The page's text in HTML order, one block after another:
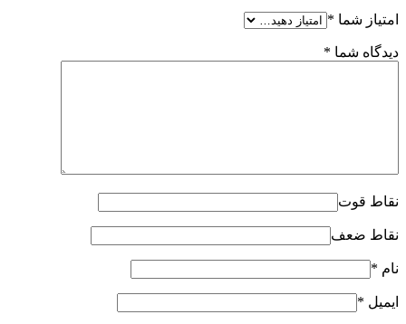
امتیاز شما *
دیدگاه شما *
نقاط قوت
نقاط ضعف
نام *
ایمیل *